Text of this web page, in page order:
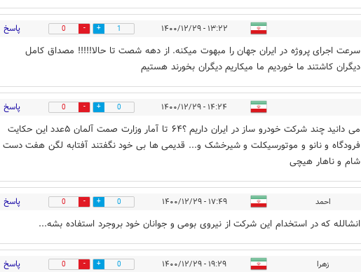
۱۳:۲۲ - ۱۴۰۰/۱۲/۲۹ 1
0 پاسخ
سرعت اجرای پروژه در ایران جهان را مبهوت میکنه. از دهه شصت تا حالا!!!!! مصداق کامل
دیگران کاشتند ما خوردیم ما میکاریم دیگران بخورند هستیم
۱۴:۲۴ - ۱۴۰۰/۱۲/۲۹ 0
0 پاسخ
می دانید چند شرکت خودرو ساز در ایران داریم ؟۶۴ تا آمار وزارت صمت آلمان ۵عدد این حکایت
فرودگاه و نانو و موتورسیکلت و شیرخشک و... قدیمی ها بی خود نگفتند آفتابه لگن هفت دست
شام و ناهار هیچی
احمد ۱۷:۴۹ - ۱۴۰۰/۱۲/۲۹ 0
0 پاسخ
انشالله که در استخدام این شرکت از نیروی بومی و جوانان خود بروجرد استفاده بشه...
زهرا ۱۹:۲۹ - ۱۴۰۰/۱۲/۲۹ 0
0 پاسخ